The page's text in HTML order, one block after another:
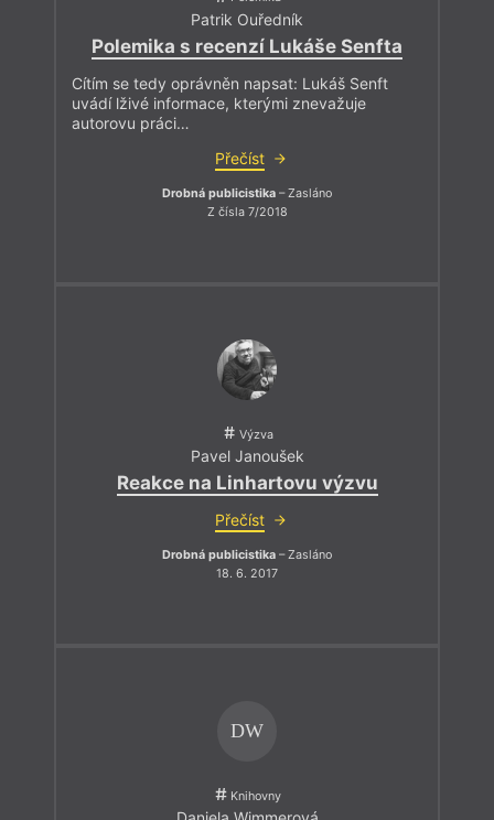
Patrik Ouředník
Polemika s recenzí Lukáše Senfta
Cítím se tedy oprávněn napsat: Lukáš Senft
uvádí lživé informace, kterými znevažuje
autorovu práci…
Přečíst
Drobná publicistika – Zasláno
Z čísla 7/2018
Výzva
Pavel Janoušek
Reakce na Linhartovu výzvu
Přečíst
Drobná publicistika – Zasláno
18. 6. 2017
DW
Knihovny